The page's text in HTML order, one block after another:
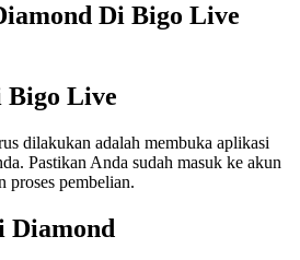
Di Bigo Live
Bigo Live
dilakukan adalah membuka aplikasi
Pastikan Anda sudah masuk ke akun
proses pembelian.
Diamond